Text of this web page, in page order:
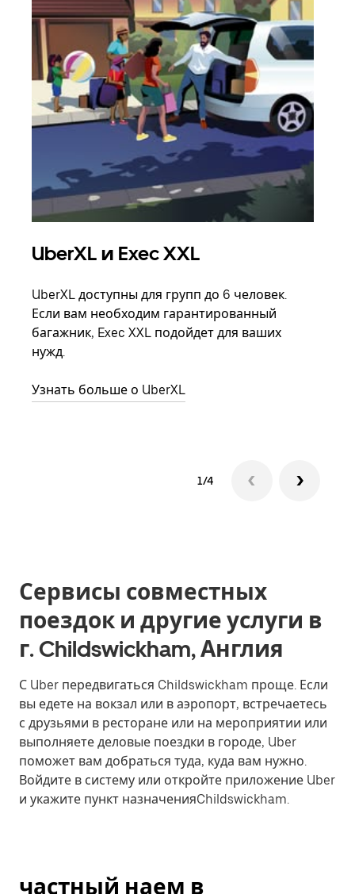
UberXL и Exec XXL
UberXL доступны для групп до 6 человек.
Если вам необходим гарантированный
багажник, Exec XXL подойдет для ваших
нужд.
Узнать больше о UberXL
1/4
Сервисы совместных
поездок и другие услуги в
г. Childswickham, Англия
С Uber передвигаться Childswickham проще. Если
вы едете на вокзал или в аэропорт, встречаетесь
с друзьями в ресторане или на мероприятии или
выполняете деловые поездки в городе, Uber
поможет вам добраться туда, куда вам нужно.
Войдите в систему или откройте приложение Uber
и укажите пункт назначенияChildswickham.
частный наем в